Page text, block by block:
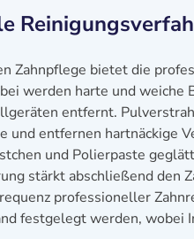
Zahnpflege bietet die
werden harte und
entfernt.
und entfernen hartnäckige
und Polierpaste
stärkt abschließend den
professioneller
festgelegt werden, wobei